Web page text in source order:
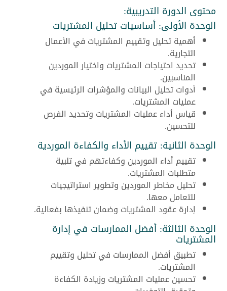
محتوى الدورة التدريبية:
الوحدة الأولى: أساسيات تحليل المشتريات
أهمية تحليل وتقييم المشتريات في الأعمال
التجارية.
تحديد احتياجات المشتريات واختيار الموردين
المناسبين.
أدوات تحليل البيانات والمؤشرات الرئيسية في
عمليات المشتريات.
قياس أداء عمليات المشتريات وتحديد الفرص
للتحسين.
الوحدة الثانية: تقييم الأداء والكفاءة الموردية
تقييم أداء الموردين وكفاءتهم في تلبية
متطلبات المشتريات.
تحليل مخاطر الموردين وتطوير استراتيجيات
للتعامل معها.
إدارة عقود المشتريات وضمان تنفيذها بفعالية.
الوحدة الثالثة: أفضل الممارسات في إدارة
المشتريات
تطبيق أفضل الممارسات في تحليل وتقييم
المشتريات.
تحسين عمليات المشتريات وزيادة الكفاءة